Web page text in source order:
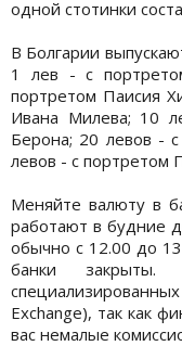
одной стотинки
В Болгарии
1 лев - с
портретом Паисия
Ивана Милева; 10
Берона; 20 левов -
левов - с портретом
Меняйте валюту в
работают в будние
обычно с 12.00 до
банки
Exchange), так как
вас немалые